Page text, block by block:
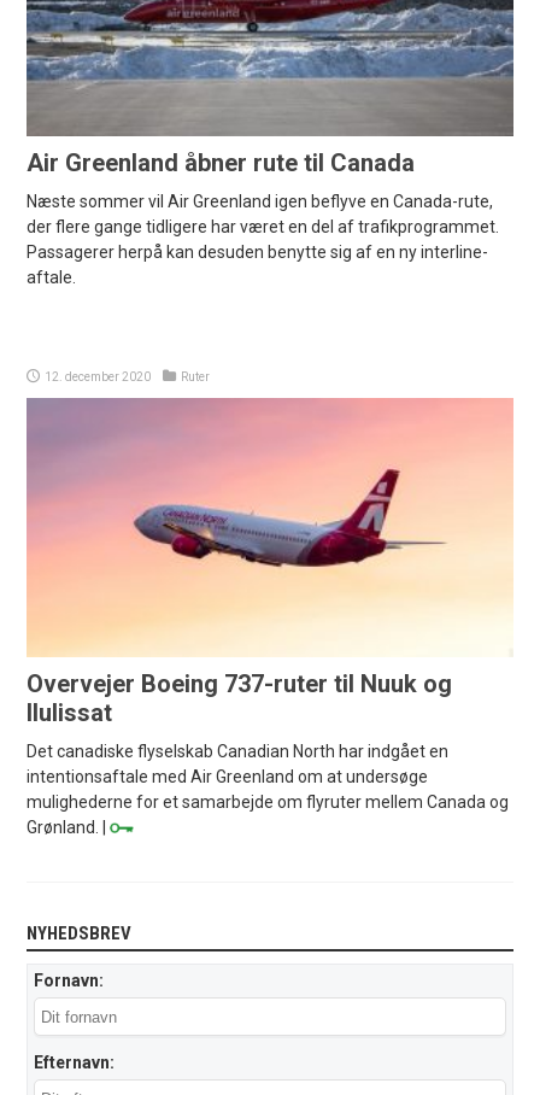
Air Greenland åbner rute til Canada
Næste sommer vil Air Greenland igen beflyve en Canada-rute,
der flere gange tidligere har været en del af trafikprogrammet.
Passagerer herpå kan desuden benytte sig af en ny interline-
aftale.
12. december 2020 Ruter
Overvejer Boeing 737-ruter til Nuuk og
Ilulissat
Det canadiske flyselskab Canadian North har indgået en
intentionsaftale med Air Greenland om at undersøge
mulighederne for et samarbejde om flyruter mellem Canada og
Grønland. |
NYHEDSBREV
Fornavn:
Efternavn: